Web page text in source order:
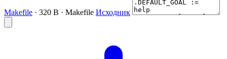
Makefile · 320 B · Makefile Исходник